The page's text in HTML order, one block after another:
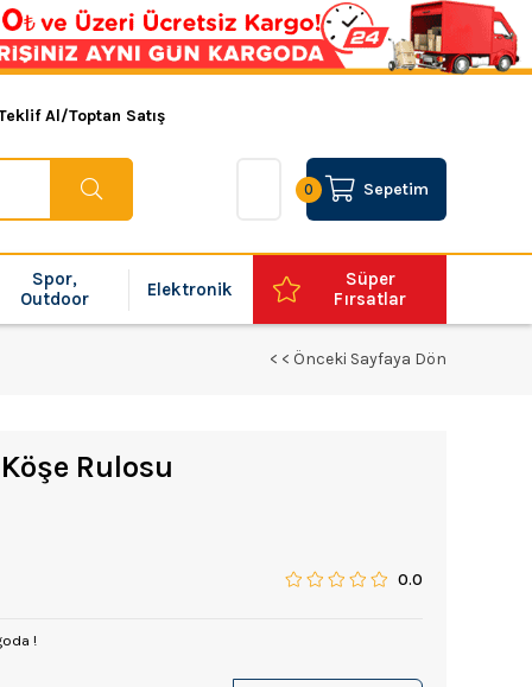
Al/Toptan Satış
Sepetim
0
Spor,
Outdoor
Elektronik
Süper
Fırsatlar
< < Önceki Sayfaya Dön
Rulosu
0.0
!